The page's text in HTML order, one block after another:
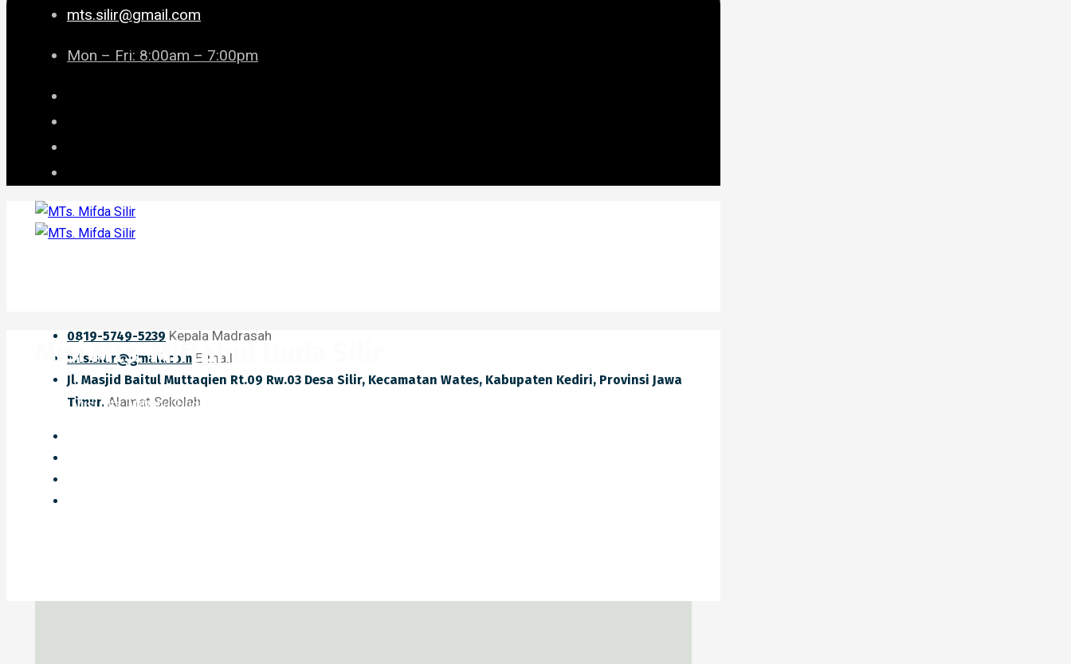
mts.silir@gmail.com
Mon – Fri: 8:00am – 7:00pm
0819-5749-5239 Kepala Madrasah
mts.silir@gmail.com E-mail
Jl. Masjid Baitul Muttaqien Rt.09 Rw.03 Desa Silir, Kecamatan Wates, Kabupaten Kediri, Provinsi Jawa
Timur. Alamat Sekolah
Misi Mts. Miftahul Huda Silir
Home Misi Mts. Miftahul Huda Silir